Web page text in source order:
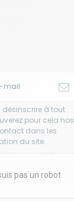
désinscrire à tout
pour cela nos
dans les
du site.